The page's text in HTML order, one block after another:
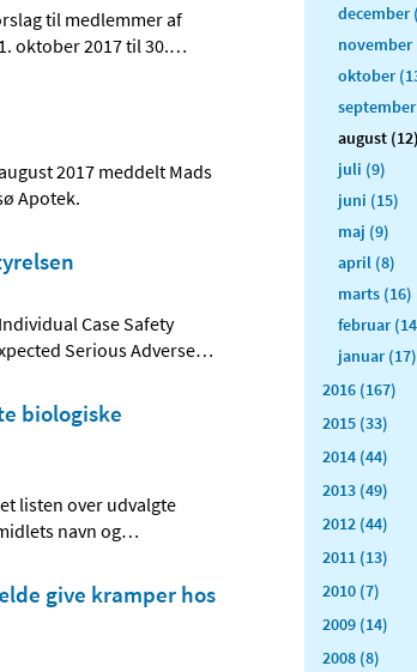
til medlemmer af
oktober 2017 til 30.…
2017 meddelt Mads
Apotek.
Case Safety
Serious Adverse…
biologiske
listen over udvalgte
navn og…
give kramper hos
december
november
oktober
august (12)
juli (9)
juni (15)
maj (9)
april (8)
marts (16)
februar
januar (17)
2016 (167)
2015 (33)
2014 (44)
2013 (49)
2012 (44)
2011 (13)
2010 (7)
2009 (14)
2008 (8)